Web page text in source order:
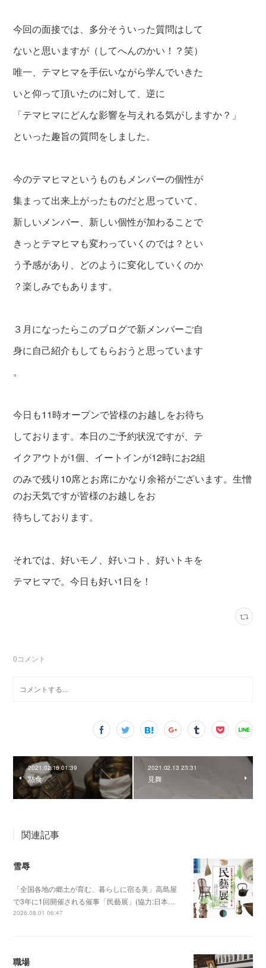
今回の面接では、多分そういった質問はして
ないと思いますが（してへんのかい！？笑）
唯一、テマヒマを手伝いながら学んでいきた
いと仰って頂いたのに対して、逆に
「テマヒマにどんな影響を与えれる気がしますか？」
といった趣旨の質問をしました。
今のテマヒマというものもメンバーの個性が
集まって出来上がったものだと思っていて、
新しいメンバー、新しい個性が加わることで
きっとテマヒマも変わっていくのでは？とい
う予感があり、どのように変化していくのか
？楽しみでもあります。
３月になったらこのブログで新メンバーご自
身に自己紹介もしてもらおうと思っています
。
今日も11時オープンで皆様のお越しをお待ち
しております。本日のご予約状況ですが、テ
イクアウトが1個、イートインが12時にお2組
のみで残り10席とお席にかなり余裕がございます。生憎
のお天気ですが皆様のお越しをお
待ちしております。
それでは、好いモノ、好いコト、好いトキを
テマヒマで。今日も好い1日を！
0コメント
2021.02.16 01:39
黙食
2021.02.13 23:31
見舞
関連記事
雪辱
「全国各地の郷土が育む、暮らしに宿る美」高島屋
で3年に1回開催される催事「民藝展」(協力:日本…
2026.08.01 06:47
職場